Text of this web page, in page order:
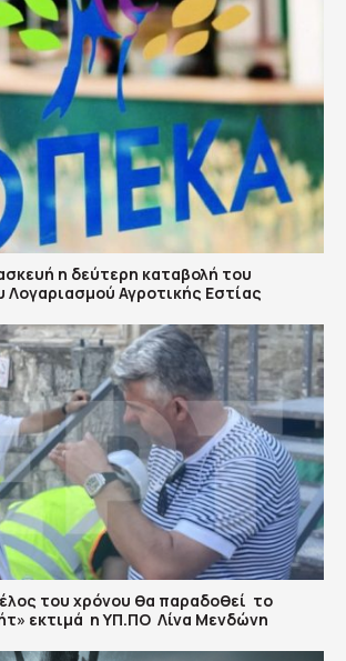
η δεύτερη καταβολή του
Αγροτικής Εστίας
του χρόνου θα παραδοθεί το
εκτιμά η ΥΠ.ΠΟ Λίνα Μενδώνη